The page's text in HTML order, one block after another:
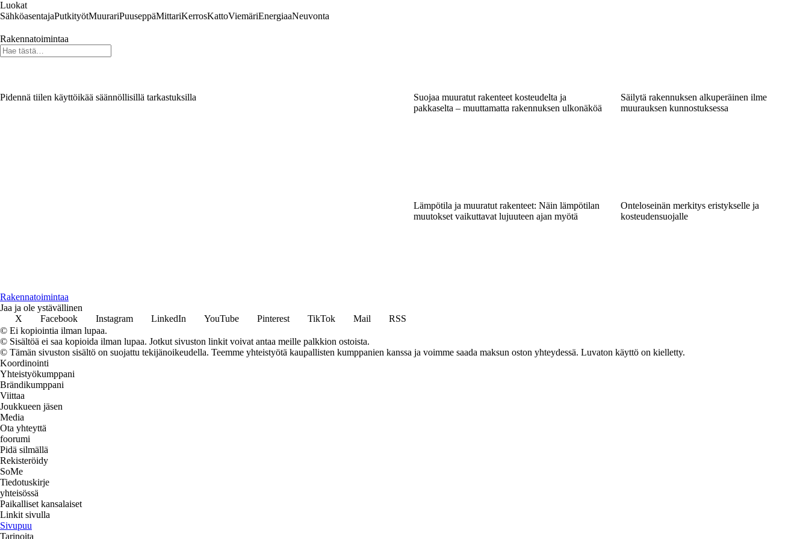
Luokat
SähköasentajaPutkityötMuurariPuuseppäMittariKerrosKattoViemäriEnergiaaNeuvonta
Rakennatoimintaa
Pidennä tiilen käyttöikää säännöllisillä tarkastuksilla
Suojaa muuratut rakenteet kosteudelta ja
pakkaselta – muuttamatta rakennuksen ulkonäköä
Säilytä rakennuksen alkuperäinen ilme
muurauksen kunnostuksessa
Lämpötila ja muuratut rakenteet: Näin lämpötilan
muutokset vaikuttavat lujuuteen ajan myötä
Onteloseinän merkitys eristykselle ja
kosteudensuojalle
Rakennatoimintaa
Jaa ja ole ystävällinen
X
Facebook Instagram LinkedIn YouTube Pinterest TikTok Mail
RSS
© Ei kopiointia ilman lupaa.
© Sisältöä ei saa kopioida ilman lupaa. Jotkut sivuston linkit voivat antaa meille palkkion ostoista.
© Tämän sivuston sisältö on suojattu tekijänoikeudella. Teemme yhteistyötä kaupallisten kumppanien kanssa ja voimme saada maksun oston yhteydessä. Luvaton käyttö on kielletty.
Koordinointi
Yhteistyökumppani
Brändikumppani
Viittaa
Joukkueen jäsen
Media
Ota yhteyttä
foorumi
Pidä silmällä
Rekisteröidy
SoMe
Tiedotuskirje
yhteisössä
Paikalliset kansalaiset
Linkit sivulla
Sivupuu
Tarinoita